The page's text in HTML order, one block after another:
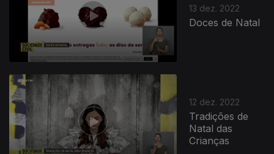
13 dez. 2022
Doces de Natal
12 dez. 2022
Tradições de
Natal das
Crianças